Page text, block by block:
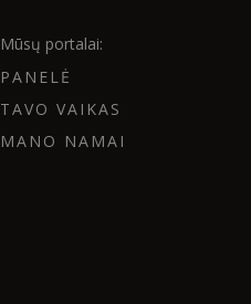
Mūsų portalai:
PANELĖ
TAVO VAIKAS
MANO NAMAI